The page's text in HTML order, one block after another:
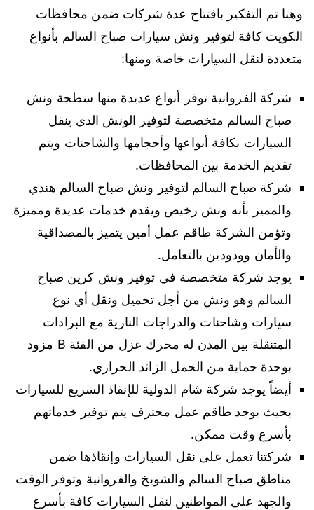
وهنا تم التفكير بافتتاح عدة شركات ضمن محافظات
الكويت كافة لتوفير ونش سيارات صباح السالم بأنواع
متعددة لنقل السيارات خاصة ومنها:
شركة الفروانية توفر أنواع عديدة منها سطحة ونش
صباح السالم متخصصة لتوفير الونش الذي ينقل
السيارات بكافة أنواعها وأحجامها والشاحنات ويتم
تقديم الخدمة بين المحافظات.
شركة صباح السالم لتوفير ونش صباح السالم هندي
والمميز بأنه ونش رخيص ويقدم خدمات عديدة ومميزة
وتؤمن الشركة طاقم عمل أمين يتميز بالمصداقية
والأمان وودودين بالتعامل.
يوجد شركة متخصصة في توفير ونش كرين صباح
السالم وهو ونش من أجل تحميل ونقل أي نوع
سيارات وشاحنات والدراجات النارية مع البرادات
المتنقلة بين المدن له محرك عزل من الفئة B مزود
بوحدة حماية من الحمل الزائد الحراري.
أيضاً يوجد شركة شام الدولية للإنقاذ السريع للسيارات
بحيث يوجد طاقم عمل محترف يتم توفير خدماتهم
بأسرع وقت ممكن.
شركتنا تعمل على نقل السيارات وإنقاذها ضمن
مناطق صباح السالم والشويخ والفروانية وتوفر الوقت
والجهد على المواطنين لنقل السيارات كافة بأسرع